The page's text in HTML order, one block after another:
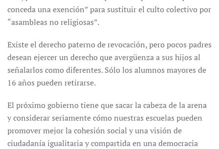
conceda una exención” para sustituir el culto colectivo por
“asambleas no religiosas”.
Existe el derecho paterno de revocación, pero pocos padres
desean ejercer un derecho que avergüenza a sus hijos al
señalarlos como diferentes. Sólo los alumnos mayores de
16 años pueden retirarse.
El próximo gobierno tiene que sacar la cabeza de la arena
y considerar seriamente cómo nuestras escuelas pueden
promover mejor la cohesión social y una visión de
ciudadanía igualitaria y compartida en una democracia